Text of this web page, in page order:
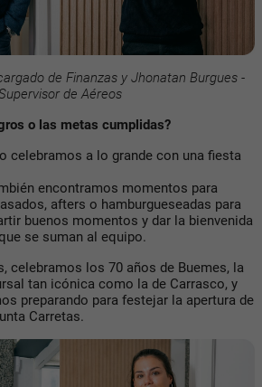
de Finanzas y Jhonatan Burgues -
de Aéreos
o las metas cumplidas?
celebramos a lo grande con una fiesta
encontramos momentos para
afters o hamburgueseadas para
buenos momentos y dar la bienvenida
se suman al equipo.
celebramos los 70 años de Buemes, la
tan icónica como la de Carrasco, y
preparando para festejar la apertura de
Carretas.